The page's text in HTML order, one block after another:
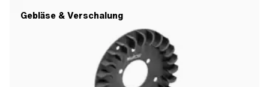
Gebläse & Verschalung